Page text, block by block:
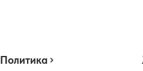
Политика